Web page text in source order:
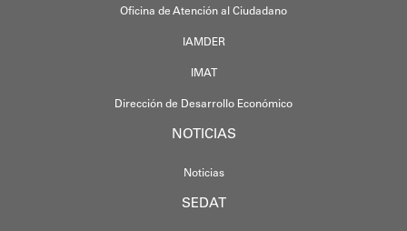
Oficina de Atención al Ciudadano
IAMDER
IMAT
Dirección de Desarrollo Económico
NOTICIAS
Noticias
SEDAT